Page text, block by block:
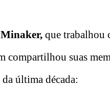
que trabalhou
compartilhou suas
última década: